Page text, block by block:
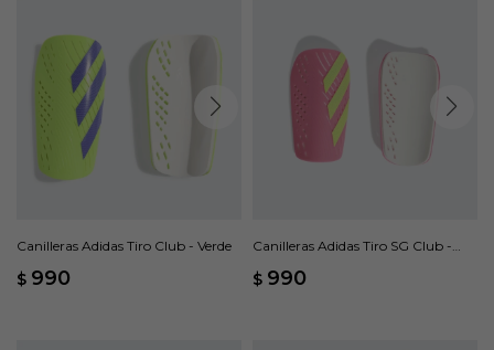
Canilleras Adidas Tiro Club - Verde
$ 990
Canilleras Adidas Tiro SG Club -
$ 990